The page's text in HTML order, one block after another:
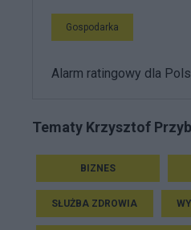
Gospodarka
Alarm ratingowy dla
Tematy Krzysztof
BIZNES
SŁUŻBA ZDROWIA